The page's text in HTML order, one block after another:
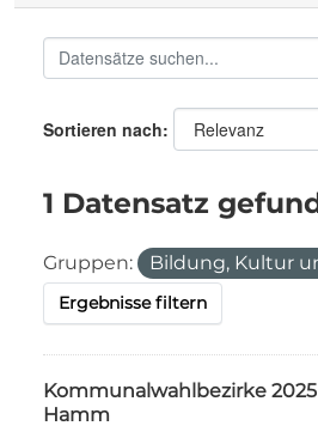
Sortieren nach
1 Datensatz
Gruppen: Bildung, Kultur
Ergebnisse filtern
Kommunalwahlbezirke
Hamm